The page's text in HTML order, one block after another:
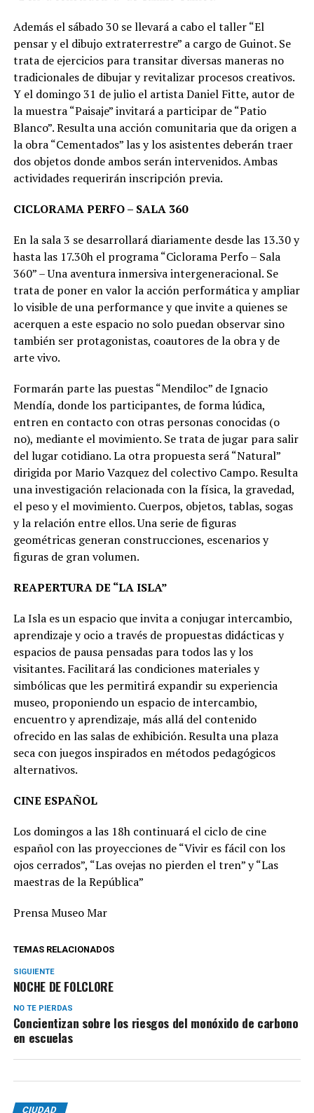
Además el sábado 30 se llevará a cabo el taller “El
pensar y el dibujo extraterrestre” a cargo de Guinot. Se
trata de ejercicios para transitar diversas maneras no
tradicionales de dibujar y revitalizar procesos creativos.
Y el domingo 31 de julio el artista Daniel Fitte, autor de
la muestra “Paisaje” invitará a participar de “Patio
Blanco”. Resulta una acción comunitaria que da origen a
la obra “Cementados” las y los asistentes deberán traer
dos objetos donde ambos serán intervenidos. Ambas
actividades requerirán inscripción previa.
CICLORAMA PERFO – SALA 360
En la sala 3 se desarrollará diariamente desde las 13.30 y
hasta las 17.30h el programa “Ciclorama Perfo – Sala
360” – Una aventura inmersiva intergeneracional. Se
trata de poner en valor la acción performática y ampliar
lo visible de una performance y que invite a quienes se
acerquen a este espacio no solo puedan observar sino
también ser protagonistas, coautores de la obra y de
arte vivo.
Formarán parte las puestas “Mendiloc” de Ignacio
Mendía, donde los participantes, de forma lúdica,
entren en contacto con otras personas conocidas (o
no), mediante el movimiento. Se trata de jugar para salir
del lugar cotidiano. La otra propuesta será “Natural”
dirigida por Mario Vazquez del colectivo Campo. Resulta
una investigación relacionada con la física, la gravedad,
el peso y el movimiento. Cuerpos, objetos, tablas, sogas
y la relación entre ellos. Una serie de figuras
geométricas generan construcciones, escenarios y
figuras de gran volumen.
REAPERTURA DE “LA ISLA”
La Isla es un espacio que invita a conjugar intercambio,
aprendizaje y ocio a través de propuestas didácticas y
espacios de pausa pensadas para todos las y los
visitantes. Facilitará las condiciones materiales y
simbólicas que les permitirá expandir su experiencia
museo, proponiendo un espacio de intercambio,
encuentro y aprendizaje, más allá del contenido
ofrecido en las salas de exhibición. Resulta una plaza
seca con juegos inspirados en métodos pedagógicos
alternativos.
CINE ESPAÑOL
Los domingos a las 18h continuará el ciclo de cine
español con las proyecciones de “Vivir es fácil con los
ojos cerrados”, “Las ovejas no pierden el tren” y “Las
maestras de la República”
Prensa Museo Mar
TEMAS RELACIONADOS
SIGUIENTE
NOCHE DE FOLCLORE
NO TE PIERDAS
Concientizan sobre los riesgos del monóxido de carbono
en escuelas
CIUDAD